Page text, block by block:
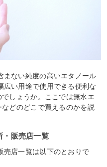
まない純度の高いエタノール
広い用途で使用できる便利な
しょうか。ここでは無水エ
どのどこで買えるのかを説
・販売店一覧
売店一覧は以下のとおりで